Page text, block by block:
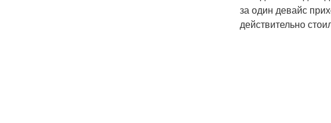
за один девайс
действительно